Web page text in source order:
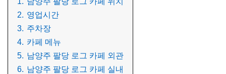
2. 영업시간
3. 주차장
4. 카페 메뉴
5. 남양주 팔당 로그 카페 외관
6. 남양주 팔당 로그 카페 실내